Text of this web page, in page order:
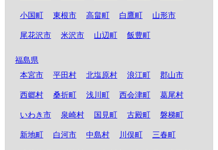
小国町 東根市 高畠町 白鷹町 山形市
尾花沢市 米沢市 山辺町 飯豊町
福島県
本宮市
平田村 北塩原村 浪江町 郡山市
西郷村 桑折町 浅川町 西会津町 葛尾村
いわき市 泉崎村 国見町 古殿町 磐梯町
新地町 白河市 中島村 川俣町 三春町